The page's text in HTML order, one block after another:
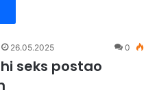
26.05.2025 0
seks postao